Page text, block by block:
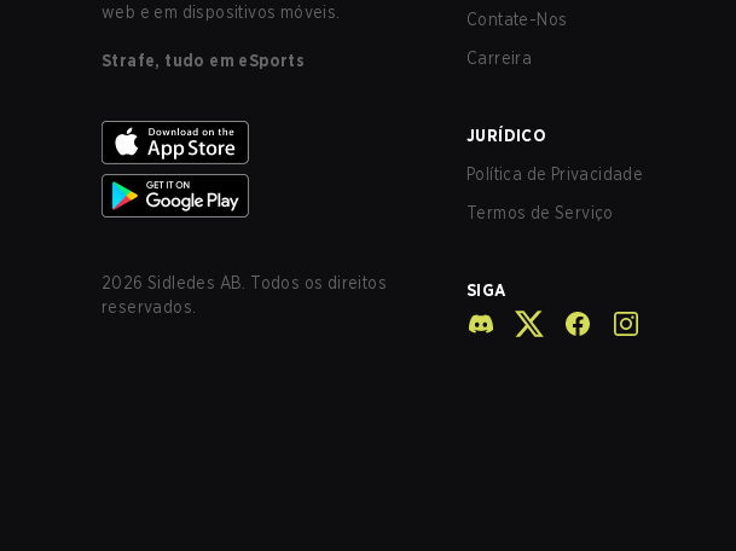
web e em dispositivos móveis.
Strafe, tudo em eSports
2026 Sidledes AB. Todos os direitos
reservados.
Contate-Nos
Carreira
JURÍDICO
Política de Privacidade
Termos de Serviço
SIGA